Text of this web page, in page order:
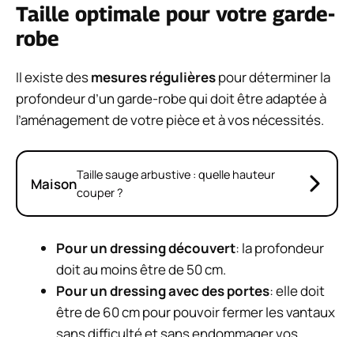
Taille optimale pour votre garde-
robe
Il existe desmesures régulièrespour déterminer la
profondeur d’un garde-robe qui doit être adaptée à
l’aménagement de votre pièce et à vos nécessités.
MaisonTaille sauge arbustive : quelle hauteur
couper ?
Pour un dressing découvert: la profondeur
doit au moins être de 50 cm.
Pour un dressing avec des portes: elle doit
être de 60 cm pour pouvoir fermer les vantaux
sans difficulté et sans endommager vos